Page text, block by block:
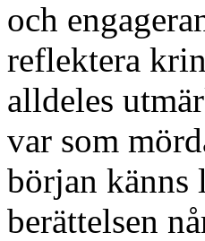
och
reflektera
alldeles
var som
början känns
berättelsen